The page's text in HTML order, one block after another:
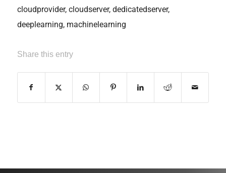
cloudprovider, cloudserver, dedicatedserver,
deeplearning, machinelearning
Share this entry